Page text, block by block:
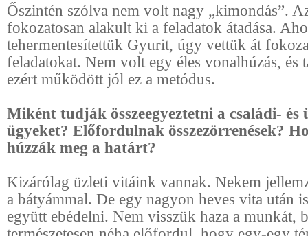
Őszintén szólva nem volt nagy „kimondás”.
fokozatosan alakult ki a feladatok átadása.
tehermentesítettük Gyurit, úgy vettük át
feladatokat. Nem volt egy éles vonalhúzás, és
ezért működött jól ez a metódus.
Miként tudják összeegyeztetni a családi- és
ügyeket? Előfordulnak összezörrenések?
húzzák meg a határt?
Kizárólag üzleti vitáink vannak. Nekem
a bátyámmal. De egy nagyon heves vita után
együtt ebédelni. Nem visszük haza a munkát,